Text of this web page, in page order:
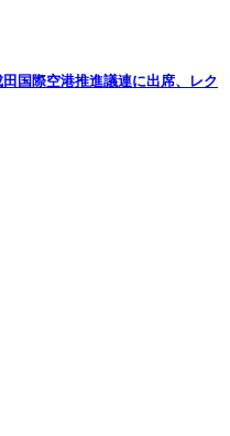
国際空港推進議連に出席、レク